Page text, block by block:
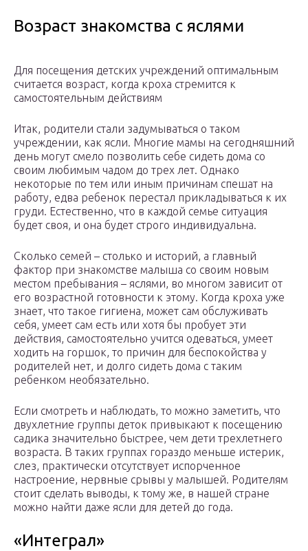
Возраст знакомства с яслями
Для посещения детских учреждений оптимальным
считается возраст, когда кроха стремится к
самостоятельным действиям
Итак, родители стали задумываться о таком
учреждении, как ясли. Многие мамы на сегодняшний
день могут смело позволить себе сидеть дома со
своим любимым чадом до трех лет. Однако
некоторые по тем или иным причинам спешат на
работу, едва ребенок перестал прикладываться к их
груди. Естественно, что в каждой семье ситуация
будет своя, и она будет строго индивидуальна.
Сколько семей – столько и историй, а главный
фактор при знакомстве малыша со своим новым
местом пребывания – яслями, во многом зависит от
его возрастной готовности к этому. Когда кроха уже
знает, что такое гигиена, может сам обслуживать
себя, умеет сам есть или хотя бы пробует эти
действия, самостоятельно учится одеваться, умеет
ходить на горшок, то причин для беспокойства у
родителей нет, и долго сидеть дома с таким
ребенком необязательно.
Если смотреть и наблюдать, то можно заметить, что
двухлетние группы деток привыкают к посещению
садика значительно быстрее, чем дети трехлетнего
возраста. В таких группах гораздо меньше истерик,
слез, практически отсутствует испорченное
настроение, нервные срывы у малышей. Родителям
стоит сделать выводы, к тому же, в нашей стране
можно найти даже ясли для детей до года.
«Интеграл»